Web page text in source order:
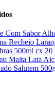
Com Sabor
Recheio
500ml cx 20
Malta Lata
Salutem